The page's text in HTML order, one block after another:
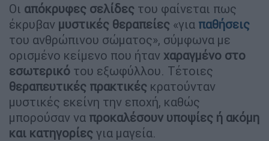
Οι απόκρυφες σελίδες του φαίνεται πως
έκρυβαν μυστικές θεραπείες «για παθήσεις
του ανθρώπινου σώματος», σύμφωνα με
ορισμένο κείμενο που ήταν χαραγμένο στο
εσωτερικό του εξωφύλλου. Τέτοιες
θεραπευτικές πρακτικές κρατούνταν
μυστικές εκείνη την εποχή, καθώς
μπορούσαν να προκαλέσουν υποψίες ή ακόμη
και κατηγορίες για μαγεία.